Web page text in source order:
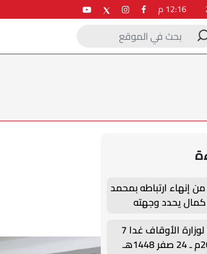
إنهاء ارتباطه بمحمد
يحدد وجهته
خطبة الجمعة لوزارة الأوقاف غدا 7